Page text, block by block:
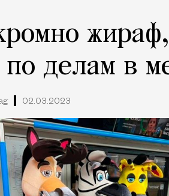
делам в
02.03.2023